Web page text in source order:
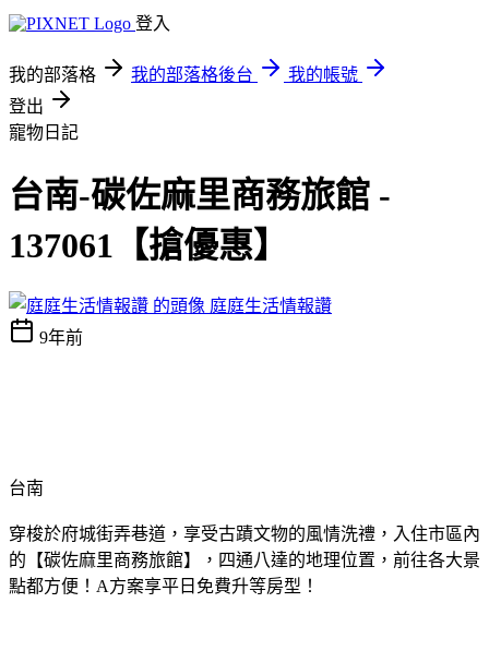
登入
我的部落格 我的部落格後台
我的帳號
登出
寵物日記
台南-碳佐麻里商務旅館 -
137061【搶優惠】
庭庭生活情報讚
9年前
台南
穿梭於府城街弄巷道，享受古蹟文物的風情洗禮，入住市區內
的【碳佐麻里商務旅館】，四通八達的地理位置，前往各大景
點都方便！A方案享平日免費升等房型！